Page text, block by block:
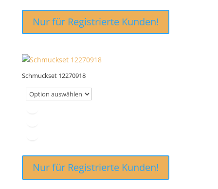
Nur für Registrierte Kunden!
Schmuckset 12270918
Nur für Registrierte Kunden!